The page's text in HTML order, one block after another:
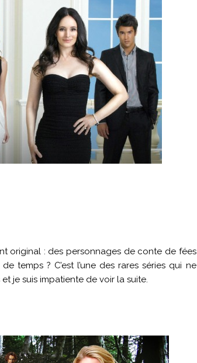
original : des personnages de conte de fées
temps ? C’est l’une des rares séries qui ne
je suis impatiente de voir la suite.